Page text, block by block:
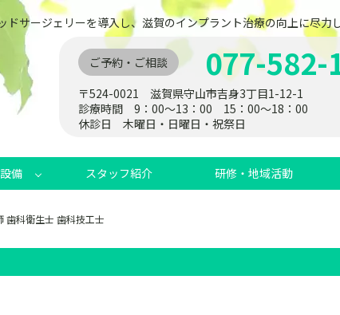
サージェリーを導入し、滋賀のインプラント治療の向上に尽力
ご予約・ご相談 077-582-
〒524-0021 滋賀県守山市吉身3丁目1-12-1
診療時間 9：00～13：00 15：00～18：00
休診日 木曜日・日曜日・祝祭日
備 スタッフ紹介 研修・地域活動
歯科衛生士 歯科技工士